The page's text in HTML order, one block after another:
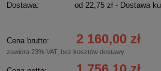
Dostawa:
od 22,75 zł - Dostawa
Cena nie zawiera ewentualnych kosztów
Cena brutto: 2 160,00 zł
zawiera 23% VAT, bez kosztów dostawy